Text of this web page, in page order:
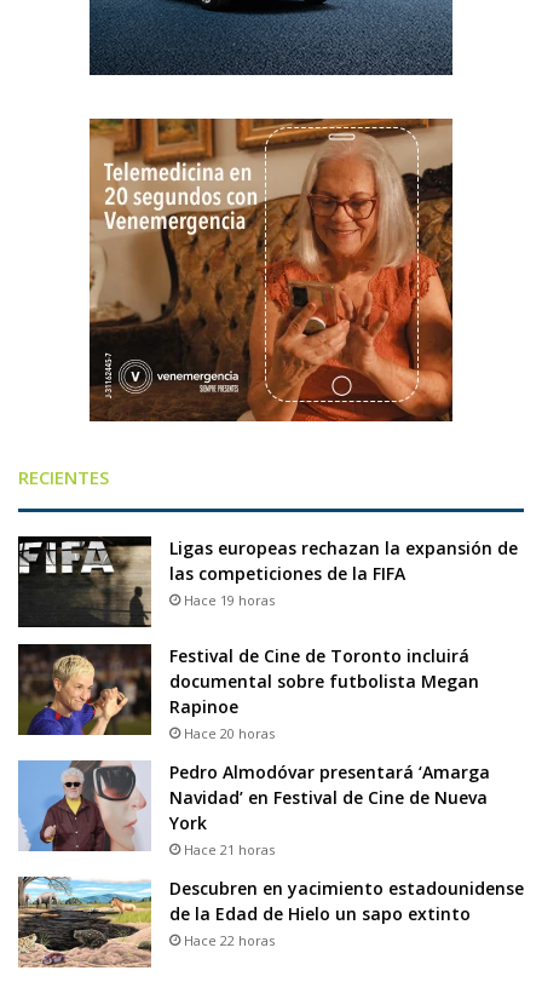
RECIENTES
Ligas europeas rechazan la expansión de
las competiciones de la FIFA
Hace 19 horas
Festival de Cine de Toronto incluirá
documental sobre futbolista Megan
Rapinoe
Hace 20 horas
Pedro Almodóvar presentará ‘Amarga
Navidad’ en Festival de Cine de Nueva
York
Hace 21 horas
Descubren en yacimiento estadounidense
de la Edad de Hielo un sapo extinto
Hace 22 horas